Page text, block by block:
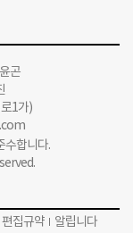
곤
1가)
수합니다.
편집규약 알립니다